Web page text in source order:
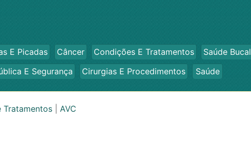
E Picadas Câncer Condições E Tratamentos Saúde Bucal
E Segurança Cirurgias E Procedimentos Saúde
Tratamentos AVC